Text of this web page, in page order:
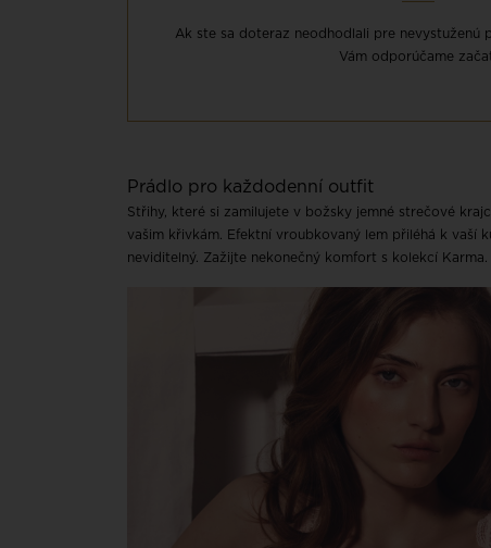
Ak ste sa doteraz neodhodlali pre nevystuženú
Vám odporúčame
Prádlo pro každodenní outfit
Střihy, které si zamilujete v božsky jemné strečové
vašim křivkám. Efektní vroubkovaný lem přiléhá k vaší
neviditelný. Zažijte nekonečný komfort s kolekcí Karma.